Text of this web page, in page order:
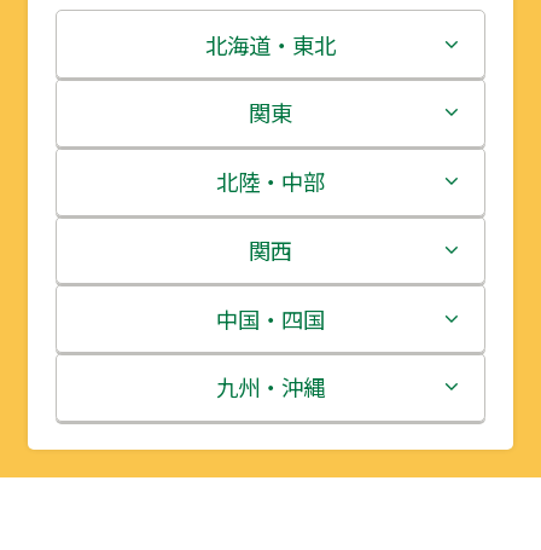
北海道・東北
北海道
青森県
岩手県
宮城県
秋田県
山形県
関東
茨城県
栃木県
群馬県
埼玉県
千葉県
北陸・中部
新潟県
富山県
石川県
福井県
関西
三重県
滋賀県
京都府
中国・四国
鳥取県
島根県
九州・沖縄
福岡県